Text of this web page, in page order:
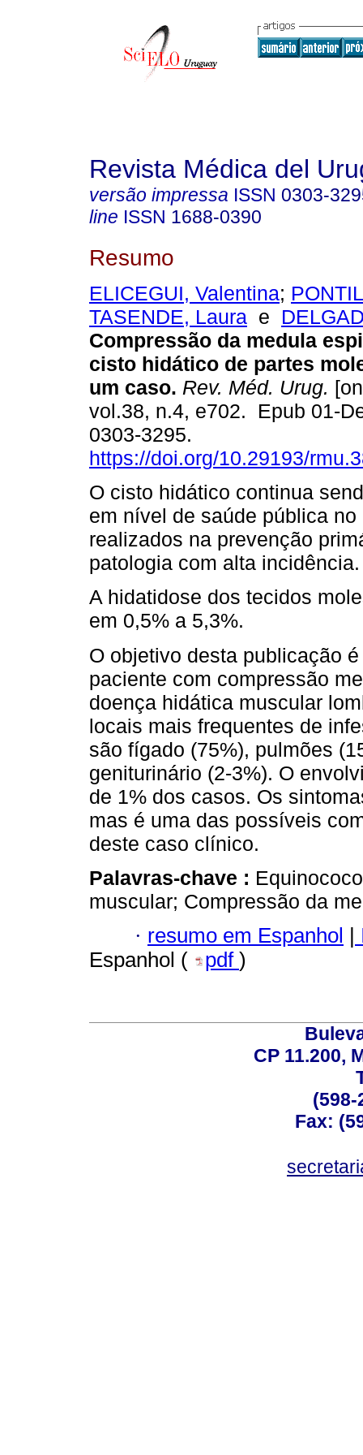
Revista Médica del
versão impressa ISSN 0303-
line ISSN 1688-0390
Resumo
ELICEGUI, Valentina;
TASENDE, Laura e
Compressão da medula
cisto hidático de partes
um caso. Rev. Méd. Urug.
vol.38, n.4, e702. Epub 01-
0303-3295.
https://doi.org/10.29193/
O cisto hidático continua
em nível de saúde pública
realizados na prevenção
patologia com alta incidência.
A hidatidose dos tecidos
em 0,5% a 5,3%.
O objetivo desta publicação
paciente com compressão
doença hidática muscular
locais mais frequentes de
são fígado (75%), pulmões
geniturinário (2-3%). O
de 1% dos casos. Os
mas é uma das possíveis
deste caso clínico.
Palavras-chave :
muscular; Compressão da
· resumo em Espanhol
Espanhol (
pdf )
CP 11.200,
(598-
Fax: